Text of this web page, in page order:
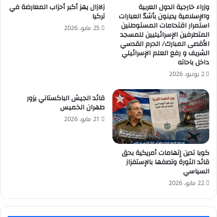
وزراء خارجية الدول العربية
والإسلامية يدينون بأشدّ العبارات
استمرار اقتحامات المستوطنين
المتطرفين الإسرائيليين للمسجد
الأقصى المبارك/ الحرم القدسي
الشريف و رفع العلم الإسرائيلي
داخل باحاته
2 يونيو، 2026
زلازال يهز أكبر أحزاب المعارضة في
تركيا
25 مايو، 2026
كوبا تدين إتهامات أمريكية بحق
قائد الثورة وتصفها بالإستفزاز
السياسي
22 مايو، 2026
قائد الجيش الباكستاني يزور
طهران الخميس
21 مايو، 2026